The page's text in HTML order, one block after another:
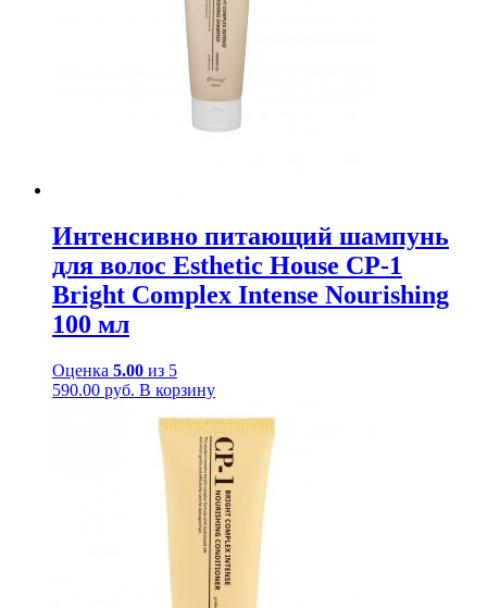
Интенсивно питающий шампунь
для волос Esthetic House CP-1
Bright Complex Intense Nourishing
100 мл
Оценка 5.00 из 5
590.00 руб. В корзину